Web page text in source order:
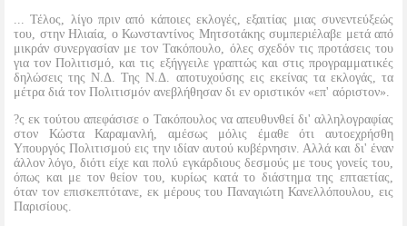
... Τέλος, λίγο πριν από κάποιες εκλογές, εξαιτίας μιας συνεντεύξεώς
του, στην Ηλιαία, ο Κωνσταντίνος Μητσοτάκης συμπεριέλαβε μετά από
μικράν συνεργασίαν με τον Τακόπουλο, όλες σχεδόν τις προτάσεις του
για τον Πολιτισμό, και τις εξήγγειλε γραπτώς και στις προγραμματικές
δηλώσεις της Ν.Δ. Της Ν.Δ. αποτυχούσης εις εκείνας τα εκλογάς, τα
μέτρα διά τον Πολιτισμόν ανεβλήθησαν δι εν οριστικόν «επ' αόριστον».
?ς εκ τούτου απεφάσισε ο Τακόπουλος να απευθυνθεί δι' αλληλογραφίας
στον Κώστα Καραμανλή, αμέσως μόλις έμαθε ότι αυτοεχρήσθη
Υπουργός Πολιτισμού εις την ιδίαν αυτού κυβέρνησιν. Αλλά και δι' έναν
άλλον λόγο, διότι είχε και πολύ εγκάρδιους δεσμούς με τους γονείς του,
όπως και με τον θείον του, κυρίως κατά το διάστημα της επταετίας,
όταν τον επισκεπτότανε, εκ μέρους του Παναγιώτη Κανελλόπουλου, εις
Παρισίους.